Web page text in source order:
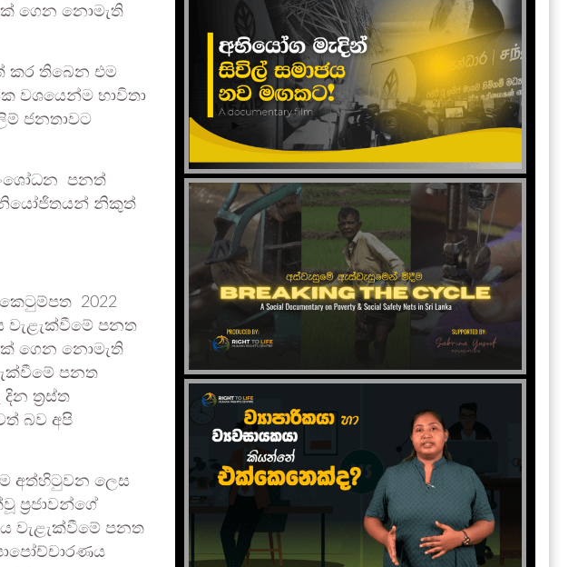
ගෙන නොමැති
කර තිබෙන එම
වශයෙන්ම භාවිතා
ජනතාවට
පනත්
නියෝජිතයන් නිකුත්
කෙටුම්පත 2022
වැළැක්වීමේ පනත
ගෙන නොමැති
පනත
ත්‍රස්ත
බව අපි
අත්හිටුවන ලෙස
ප්‍රජාවන්ගේ
වැළැක්වීමේ පනත